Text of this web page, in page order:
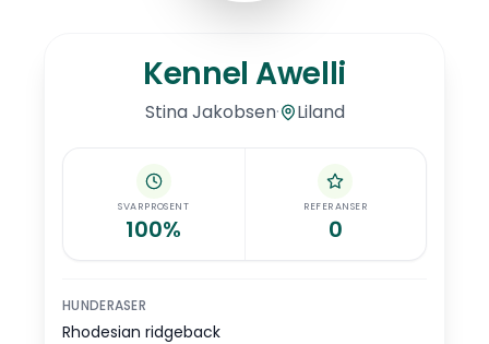
Kennel Awelli
StinaJakobsen· Liland
SVARPROSENT
100%
REFERANSER
0
HUNDERASER
Rhodesian ridgeback